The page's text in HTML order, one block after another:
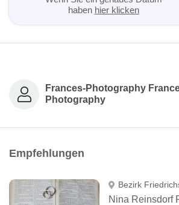
haben hier klicken
Frances-Photography
Photography
Empfehlungen
Bezirk